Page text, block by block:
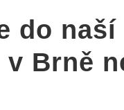
do naší
v Brně